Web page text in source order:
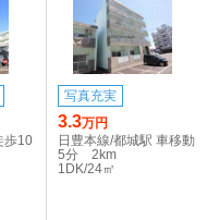
歩10
写真充実
3.3万円
日豊本線/都城駅 車移動
5分 2km
1DK/24㎡